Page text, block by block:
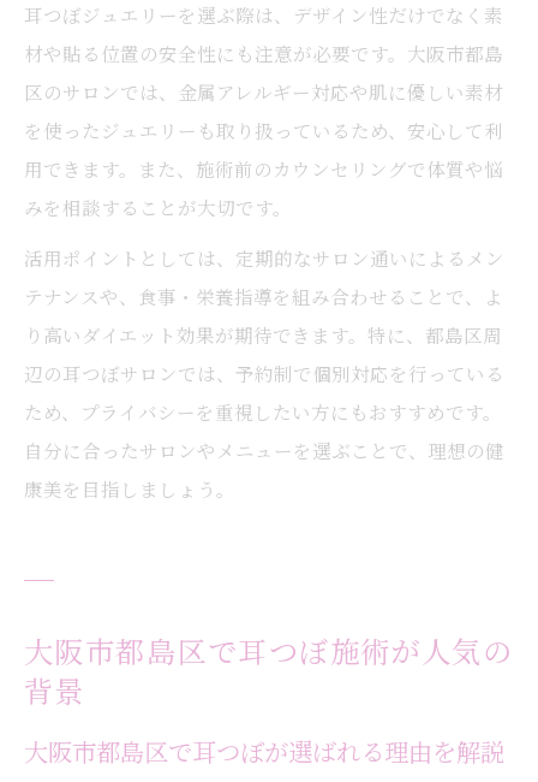
耳つぼジュエリーを選ぶ際は、デザイン性だけでなく素
材や貼る位置の安全性にも注意が必要です。大阪市都島
区のサロンでは、金属アレルギー対応や肌に優しい素材
を使ったジュエリーも取り扱っているため、安心して利
用できます。また、施術前のカウンセリングで体質や悩
みを相談することが大切です。
活用ポイントとしては、定期的なサロン通いによるメン
テナンスや、食事・栄養指導を組み合わせることで、よ
り高いダイエット効果が期待できます。特に、都島区周
辺の耳つぼサロンでは、予約制で個別対応を行っている
ため、プライバシーを重視したい方にもおすすめです。
自分に合ったサロンやメニューを選ぶことで、理想の健
康美を目指しましょう。
大阪市都島区で耳つぼ施術が人気の
背景
大阪市都島区で耳つぼが選ばれる理由を解説